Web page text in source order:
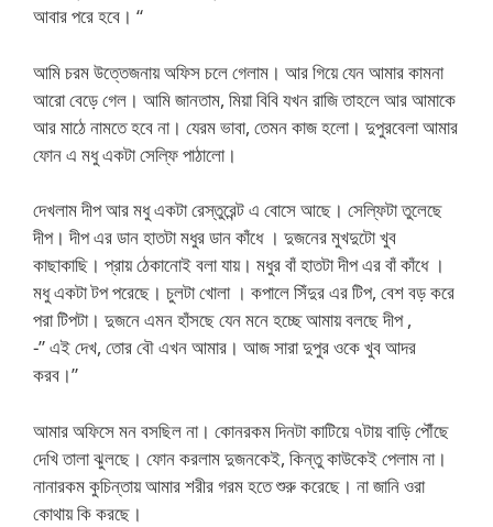
আবার পরে হবে। “
আমি চরম উত্তেজনায় অফিস চলে গেলাম। আর গিয়ে যেন আমার কামনা
আরো বেড়ে গেল। আমি জানতাম, মিয়া বিবি যখন রাজি তাহলে আর আমাকে
আর মাঠে নামতে হবে না। যেরম ভাবা, তেমন কাজ হলো। দুপুরবেলা আমার
ফোন এ মধু একটা সেল্ফি পাঠালো।
দেখলাম দীপ আর মধু একটা রেস্তুরেন্ট এ বোসে আছে। সেল্ফিটা তুলেছে
দীপ। দীপ এর ডান হাতটা মধুর ডান কাঁধে । দুজনের মুখদুটো খুব
কাছাকাছি। প্রায় ঠেকানোই বলা যায়। মধুর বাঁ হাতটা দীপ এর বাঁ কাঁধে ।
মধু একটা টপ পরেছে। চুলটা খোলা । কপালে সিঁদুর এর টিপ, বেশ বড় করে
পরা টিপটা। দুজনে এমন হাঁসছে যেন মনে হচ্ছে আমায় বলছে দীপ ,
-” এই দেখ, তোর বৌ এখন আমার। আজ সারা দুপুর ওকে খুব আদর
করব।”
আমার অফিসে মন বসছিল না। কোনরকম দিনটা কাটিয়ে ৭টায় বাড়ি পৌঁছে
দেখি তালা ঝুলছে। ফোন করলাম দুজনকেই, কিন্তু কাউকেই পেলাম না।
নানারকম কুচিন্তায় আমার শরীর গরম হতে শুরু করেছে। না জানি ওরা
কোথায় কি করছে।